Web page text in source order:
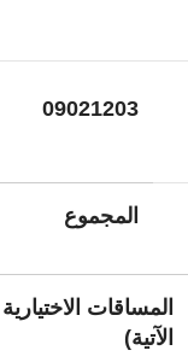
09021203
المجموع
المساقات الاختيارية
الآتية)